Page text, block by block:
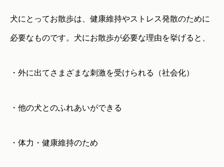
犬にとってお散歩は、健康維持やストレス発散のために
必要なものです。犬にお散歩が必要な理由を挙げると、
・外に出てさまざまな刺激を受けられる（社会化）
・他の犬とのふれあいができる
・体力・健康維持のため